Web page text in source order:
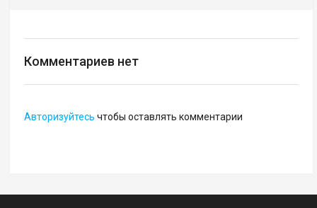
Комментариев нет
Авторизуйтесь чтобы оставлять комментарии